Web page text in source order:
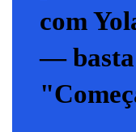
com
—